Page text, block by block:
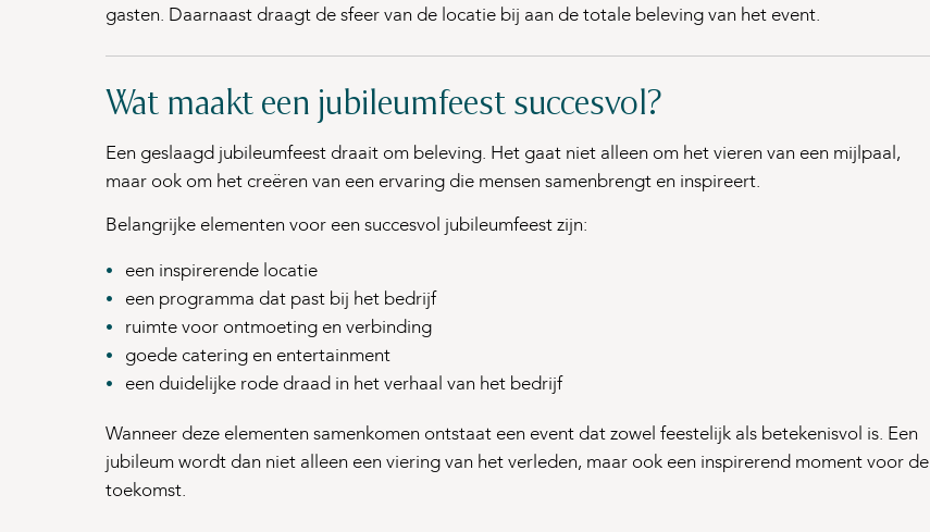
gasten. Daarnaast draagt de sfeer van de locatie bij aan de totale beleving van het event.
Wat maakt een jubileumfeest succesvol?
Een geslaagd jubileumfeest draait om beleving. Het gaat niet alleen om het vieren van een mijlpaal,
maar ook om het creëren van een ervaring die mensen samenbrengt en inspireert.
Belangrijke elementen voor een succesvol jubileumfeest zijn:
een inspirerende locatie
een programma dat past bij het bedrijf
ruimte voor ontmoeting en verbinding
goede catering en entertainment
een duidelijke rode draad in het verhaal van het bedrijf
Wanneer deze elementen samenkomen ontstaat een event dat zowel feestelijk als betekenisvol is. Een
jubileum wordt dan niet alleen een viering van het verleden, maar ook een inspirerend moment voor de
toekomst.